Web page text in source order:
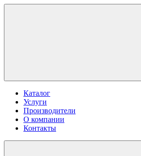
Каталог
Услуги
Производители
О компании
Контакты